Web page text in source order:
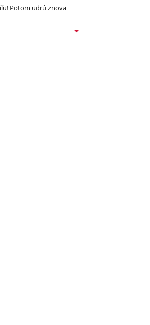
Potom udrú znova